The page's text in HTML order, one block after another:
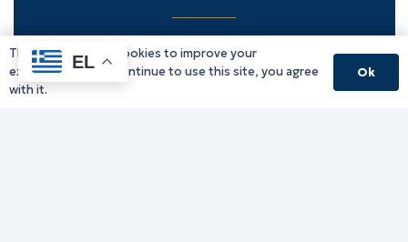
Υπηρεσίες Δράμας
Υπηρεσίες Καβάλας
EL
This website uses cookies to improve your
experience. If you continue to use this site, you agree
with it.
Ok